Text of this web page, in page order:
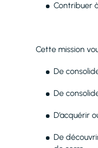
Contribuer
Cette mission
De
De
D’acquérir
De